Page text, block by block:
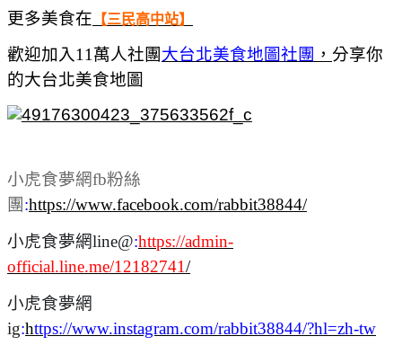
更多美食在 【三民高中站】
歡迎加入11萬人社團 大台北美食地圖社團 ， 分享你
的大台北美食地圖
小虎食夢網fb粉絲
團 :https://www.facebook.com/rabbit38844/
小虎食夢網line@:https://admin-
official.line.me/12182741/
小虎食夢網
ig:https://www.instagram.com/rabbit38844/?hl=zh-tw